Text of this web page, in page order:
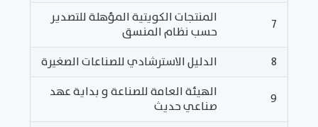
7
المنتجات الكويتية المؤهلة للتصدير
حسب نظام المنسق
8
الدليل الاسترشادي للصناعات الصغيرة
9
الهيئة العامة للصناعة و بداية عهد
صناعي حديث